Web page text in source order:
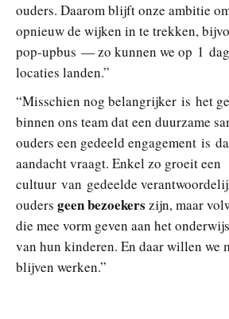
ouders. Daarom blijft onze ambitie
opnieuw de wijken in te trekken,
pop-upbus — zo kunnen we op 1
locaties landen.”
“Misschien nog belangrijker is het
binnen ons team dat een duurzame
ouders een gedeeld engagement is
aandacht vraagt. Enkel zo groeit een
cultuur van gedeelde
ouders geen bezoekers zijn, maar
die mee vorm geven aan het
van hun kinderen. En daar willen we
blijven werken.”